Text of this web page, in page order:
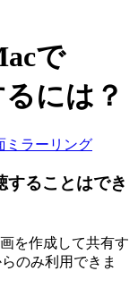
で
には？
ミラーリング
ることはでき
を作成して共有す
のみ利用できま